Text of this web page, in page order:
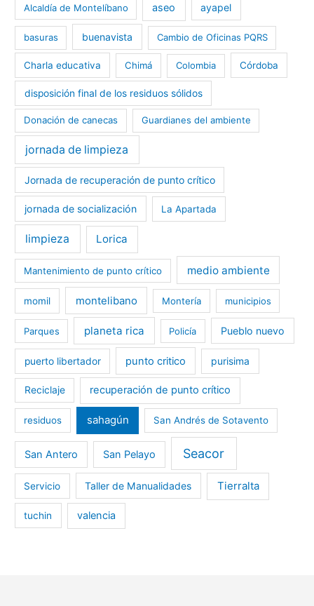
Alcaldía de Montelíbano aseo ayapel
basuras buenavista Cambio de Oficinas PQRS
Charla educativa Chimá Colombia Córdoba
disposición final de los residuos sólidos
Donación de canecas Guardianes del ambiente
jornada de limpieza
Jornada de recuperación de punto crítico
jornada de socialización La Apartada
limpieza Lorica
Mantenimiento de punto crítico medio ambiente
momil montelibano Montería municipios
Parques planeta rica Policía Pueblo nuevo
puerto libertador punto critico purisima
Reciclaje recuperación de punto crítico
residuos sahagún San Andrés de Sotavento
San Antero San Pelayo Seacor
Servicio Taller de Manualidades Tierralta
tuchin valencia